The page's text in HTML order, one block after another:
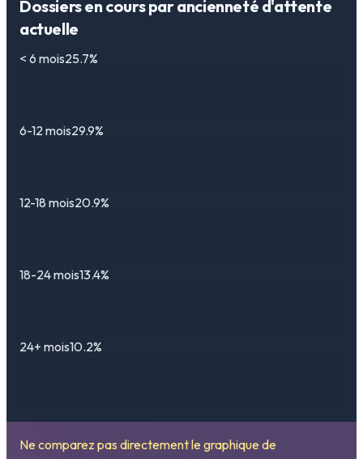
Dossiers en cours par ancienneté d'attente
actuelle
< 6 mois25.7%
6-12 mois29.9%
12-18 mois20.9%
18-24 mois13.4%
24+ mois10.2%
Ne comparez pas directement le graphique de